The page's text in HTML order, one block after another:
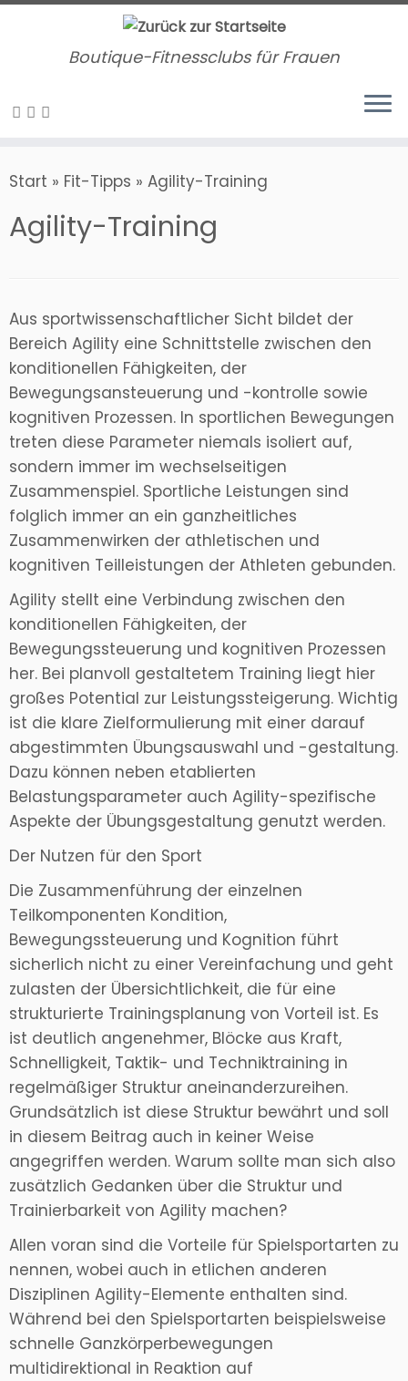
Zum
Boutique-Fitnessclubs für Frauen
Start » Fit-Tipps » Agility-Training
Agility-Training
Aus sportwissenschaftlicher Sicht bildet der
Bereich Agility eine Schnittstelle zwischen den
konditionellen Fähigkeiten, der
Bewegungsansteuerung und -kontrolle sowie
kognitiven Prozessen. In sportlichen Bewegungen
treten diese Parameter niemals isoliert auf,
sondern immer im wechselseitigen
Zusammenspiel. Sportliche Leistungen sind
folglich immer an ein ganzheitliches
Zusammenwirken der athletischen und
kognitiven Teilleistungen der Athleten gebunden.
Agility stellt eine Verbindung zwischen den
konditionellen Fähigkeiten, der
Bewegungssteuerung und kognitiven Prozessen
her. Bei planvoll gestaltetem Training liegt hier
großes Potential zur Leistungssteigerung. Wichtig
ist die klare Zielformulierung mit einer darauf
abgestimmten Übungsauswahl und -gestaltung.
Dazu können neben etablierten
Belastungsparameter auch Agility-spezifische
Aspekte der Übungsgestaltung genutzt werden.
Der Nutzen für den Sport
Die Zusammenführung der einzelnen
Teilkomponenten Kondition,
Bewegungssteuerung und Kognition führt
sicherlich nicht zu einer Vereinfachung und geht
zulasten der Übersichtlichkeit, die für eine
strukturierte Trainingsplanung von Vorteil ist. Es
ist deutlich angenehmer, Blöcke aus Kraft,
Schnelligkeit, Taktik- und Techniktraining in
regelmäßiger Struktur aneinanderzureihen.
Grundsätzlich ist diese Struktur bewährt und soll
in diesem Beitrag auch in keiner Weise
angegriffen werden. Warum sollte man sich also
zusätzlich Gedanken über die Struktur und
Trainierbarkeit von Agility machen?
Allen voran sind die Vorteile für Spielsportarten zu
nennen, wobei auch in etlichen anderen
Disziplinen Agility-Elemente enthalten sind.
Während bei den Spielsportarten beispielsweise
schnelle Ganzkörperbewegungen
multidirektional in Reaktion auf